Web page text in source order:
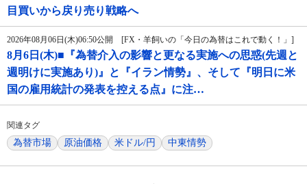
目買いから戻り売り戦略へ
2026年08月06日(木)06:50公開 [FX・羊飼いの「今日の為替はこれで動く！」]
8月6日(木)■『為替介入の影響と更なる実施への思惑(先週と
週明けに実施あり)』と『イラン情勢』、そして『明日に米
国の雇用統計の発表を控える点』に注…
関連タグ
為替市場 原油価格 米ドル/円 中東情勢